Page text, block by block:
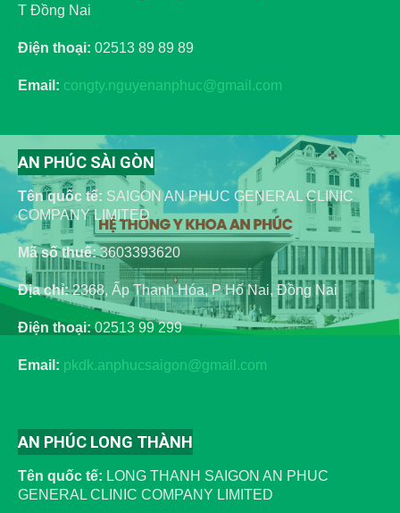
T Đồng Nai
Điện thoại: 02513 89 89 89
Email: congty.nguyenanphuc@gmail.com
AN PHÚC SÀI GÒN
Tên quốc tế: SAIGON AN PHUC GENERAL CLINIC
COMPANY LIMITED
Mã số thuế:3603393620
Địa chỉ:2368, Ấp Thanh Hóa, P Hố Nai, Đồng Nai
Điện thoại:02513 99 299
Email: pkdk.anphucsaigon@gmail.com
AN PHÚC LONG THÀNH
Tên quốc tế: LONG THANH SAIGON AN PHUC
GENERAL CLINIC COMPANY LIMITED